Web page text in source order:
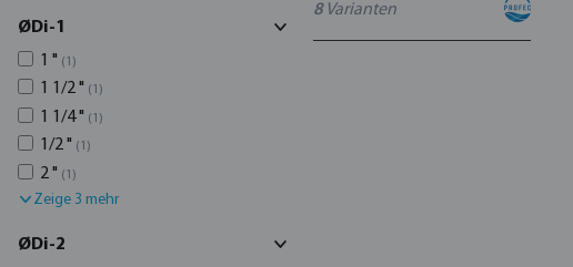
ØDi-1
1 " (1)
1 1/2 " (1)
1 1/4 " (1)
1/2 " (1)
2 " (1)
Zeige 3 mehr
ØDi-2
8Varianten